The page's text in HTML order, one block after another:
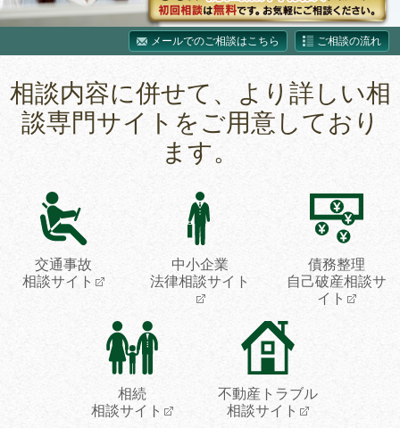
メールでのご相談はこちら ご相談の流れ
相談内容に併せて、より詳しい相
談専門サイトをご用意しており
ます。
交通事故
相談サイト
中小企業
法律相談サイト
債務整理
自己破産相談サ
イト
相続
相談サイト
不動産トラブル
相談サイト